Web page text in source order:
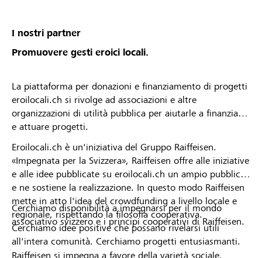
Mittelbünden behält sich das Recht vor, Projekte
oder Organisationsprofile vom Lokalbonus
auszuschliessen.
I nostri partner
Promuovere gesti eroici locali.
La piattaforma per donazioni e finanziamento di progetti
eroilocali.ch si rivolge ad associazioni e altre
organizzazioni di utilità pubblica per aiutarle a finanziare
e attuare progetti.
Eroilocali.ch è un'iniziativa del Gruppo Raiffeisen.
«Impegnata per la Svizzera», Raiffeisen offre alle iniziative
e alle idee pubblicate su eroilocali.ch un ampio pubblico
e ne sostiene la realizzazione. In questo modo Raiffeisen
mette in atto l'idea del crowdfunding a livello locale e
regionale, rispettando la filosofia cooperativa.
Cerchiamo idee positive che possano rivelarsi utili
all'intera comunità. Cerchiamo progetti entusiasmanti.
Cerchiamo disponibilità a impegnarsi per il mondo
associativo svizzero e i principi cooperativi di Raiffeisen.
Raiffeisen si impegna a favore della varietà sociale,